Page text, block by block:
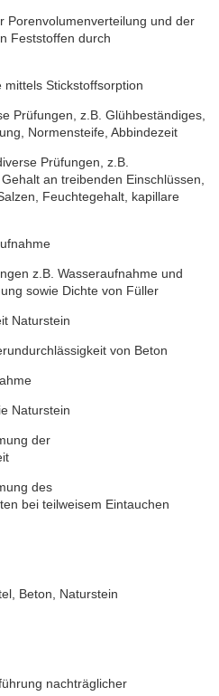
Porenvolumenverteilung und der
Feststoffen durch
mittels Stickstoffsorption
Prüfungen, z.B. Glühbeständiges,
Normensteife, Abbindezeit
Prüfungen, z.B.
an treibenden Einschlüssen,
Feuchtegehalt, kapillare
z.B. Wasseraufnahme und
sowie Dichte von Füller
Naturstein
von Beton
Naturstein
der
des
bei teilweisem Eintauchen
Beton, Naturstein
nachträglicher